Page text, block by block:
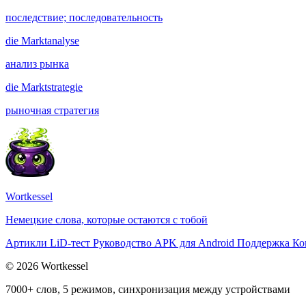
последствие; последовательность
die Marktanalyse
анализ рынка
die Marktstrategie
рыночная стратегия
Wortkessel
Немецкие слова, которые остаются с тобой
Артикли LiD-тест Руководство APK для Android Поддержка
© 2026 Wortkessel
7000+ слов, 5 режимов, синхронизация между устройствами